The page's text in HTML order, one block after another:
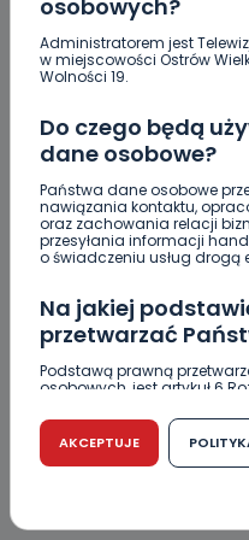
osobowych?
Administratorem jest
w miejscowości Ostrów
Wolności 19.
Do czego będą
dane osobowe?
Państwa dane osobowe
nawiązania kontaktu,
oraz zachowania relacji
przesyłania informacji
o świadczeniu usług drogą
Na jakiej
przetwarzać
Podstawą prawną
osobowych, jest artykuł 6
r. w sprawie ochrony osób
przetwarzaniem danych
swobodnego przepływu
dyrektywy 95/46/WE
Czy jest
AKCEPTUJE
Pedofil upatrzył w
08.01.2017 12:05
Archiwum wlkp24.info